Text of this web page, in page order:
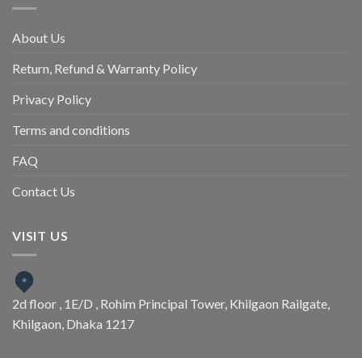
About Us
Return, Refund & Warranty Policy
Privacy Policy
Terms and conditions
FAQ
Contact Us
VISIT US
2d floor , 1E/D , Rohim Principal Tower, Khilgaon Railgate,
Khilgaon, Dhaka 1217